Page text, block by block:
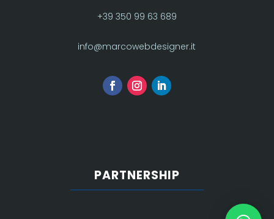
+39 350 99 63 689
info@marcowebdesigner.it
PARTNERSHIP